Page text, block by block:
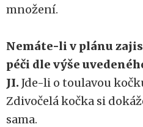
množení.
Nemáte-li v plánu
péči dle výše
JI.Jde-li o toulavou
Zdivočelá kočka si
sama.